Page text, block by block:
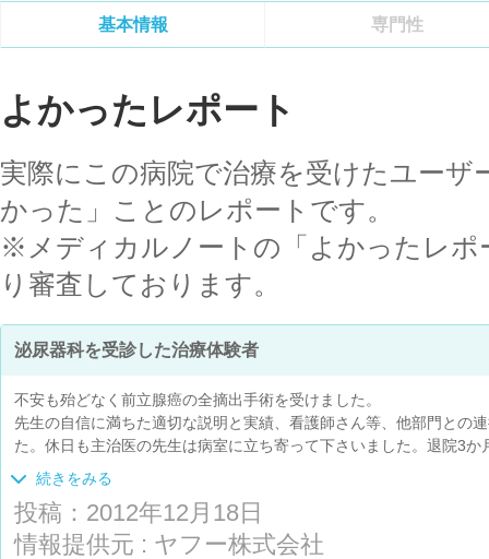
基本情報 専門性
よかったレポート
実際にこの病院で治療を受けたユーザ
かった」ことのレポートです。
※メディカルノートの「よかったレポ
り審査しております。
泌尿器科を受診した治療体験者
不安も殆どなく前立腺癌の全摘出手術を受けました。
先生の自信に満ちた適切な説明と実績、看護師さん等、他部門との
た。休日も主治医の先生は病室に立ち寄って下さいました。退院3
活に戻り病気を忘れた毎日を送っています。先月は九州旅行に行っ
続きをみる
投稿：2012年12月18日
情報提供元 : ヤフー株式会社